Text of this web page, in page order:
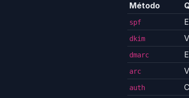
Método
spf
dkim
dmarc
arc
auth